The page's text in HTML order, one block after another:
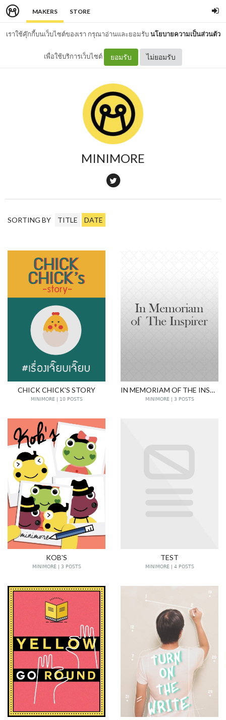
MAKERS STORE
เราใช้คุ๊กกี้บนเว็บไซต์ของเรา กรุณาอ่านและยอมรับนโยบายความเป็นส่วนตัว
เพื่อใช้บริการเว็บไซต์ ยอมรับ ไม่ยอมรับ
MINIMORE
SORTING BY TITLE DATE
CHICK CHICK'S STORY
MINIMORE | 10 POSTS
IN MEMORIAM OF THE INSPIRER
MINIMORE | 3 POSTS
KOB'S
MINIMORE | 3 POSTS
TEST
MINIMORE | 4 POSTS